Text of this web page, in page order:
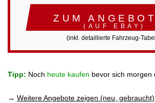
ZUM
(AUF EBAY)
(inkl. detaillierte Fahrzeug-
Tipp: Noch heute kaufen bevor sich morgen
→ Weitere Angebote zeigen (neu, gebraucht)